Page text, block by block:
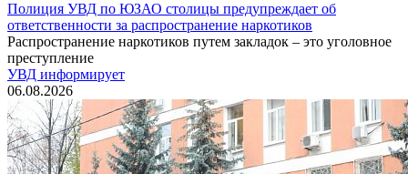
Полиция УВД по ЮЗАО столицы предупреждает об
ответственности за распространение наркотиков
Распространение наркотиков путем закладок – это уголовное
преступление
УВД информирует
06.08.2026